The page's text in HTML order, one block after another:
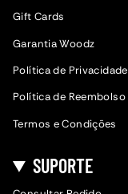
Gift Cards
Garantia Woodz
Política de Privacidade
Política de Reembolso
Termos e Condições
SUPORTE